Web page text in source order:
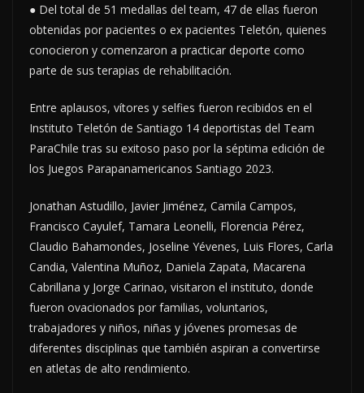
● Del total de 51 medallas del team, 47 de ellas fueron
obtenidas por pacientes o ex pacientes Teletón, quienes
conocieron y comenzaron a practicar deporte como
parte de sus terapias de rehabilitación.
Entre aplausos, vítores y selfies fueron recibidos en el
Instituto Teletón de Santiago 14 deportistas del Team
ParaChile tras su exitoso paso por la séptima edición de
los Juegos Parapanamericanos Santiago 2023.
Jonathan Astudillo, Javier Jiménez, Camila Campos,
Francisco Cayulef, Tamara Leonelli, Florencia Pérez,
Claudio Bahamondes, Joseline Yévenes, Luis Flores, Carla
Candia, Valentina Muñoz, Daniela Zapata, Macarena
Cabrillana y Jorge Carinao, visitaron el instituto, donde
fueron ovacionados por familias, voluntarios,
trabajadores y niños, niñas y jóvenes promesas de
diferentes disciplinas que también aspiran a convertirse
en atletas de alto rendimiento.